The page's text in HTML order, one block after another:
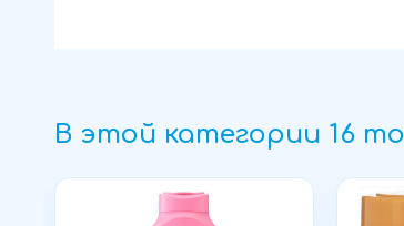
В этой категории 16